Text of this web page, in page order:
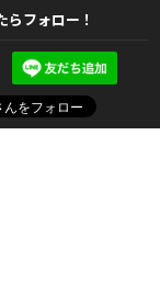
らフォロー！